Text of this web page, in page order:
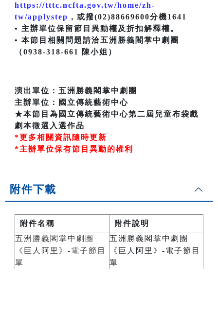
https://tttc.ncfta.gov.tw/home/zh-
tw/applystep ，或撥(02)88669600分機1641
• 主辦單位保留節目異動權及折扣解釋權。
• 本節目相關問題請洽五洲勝義閣掌中劇團
（0938-318-661 陳小姐）
演出單位：五洲勝義閣掌中劇團
主辦單位：國立傳統藝術中心
★本節目為國立傳統藝術中心第二屆兒童布袋戲
劇本徵選入選作品
*更多相關資訊隨時更新
*主辦單位保有節目異動的權利
附件下載
附件名稱
附件說明
五洲勝義閣掌中劇團
《巨人阿里》-電子節目
單
五洲勝義閣掌中劇團
《巨人阿里》-電子節目
單